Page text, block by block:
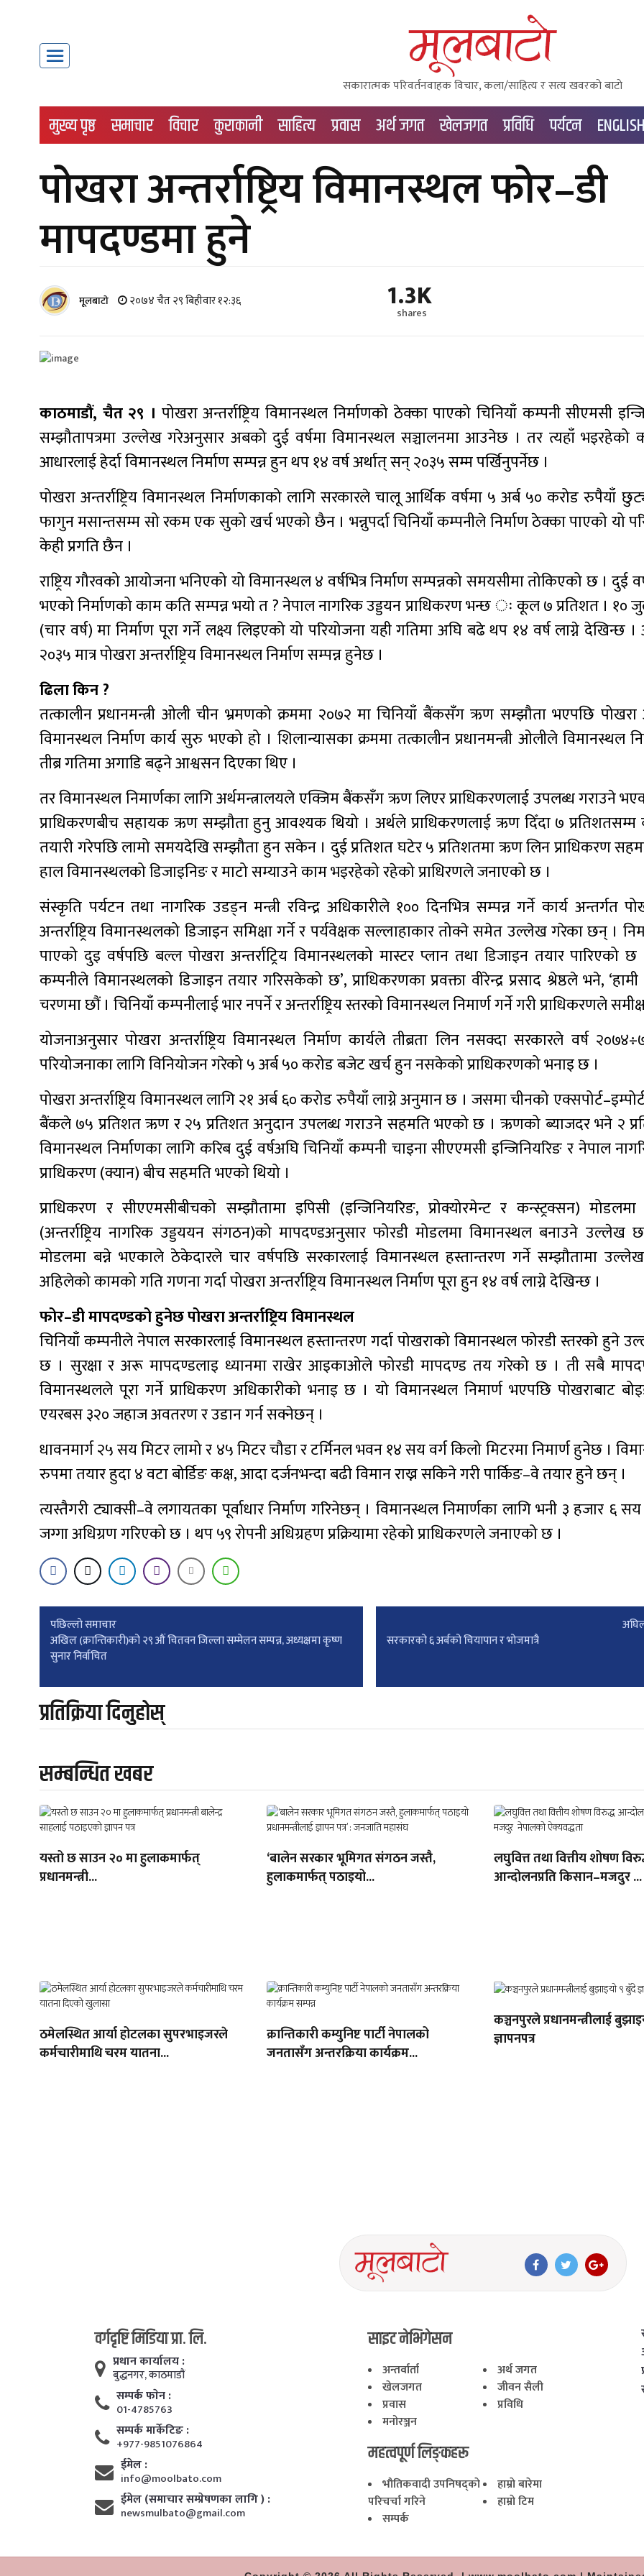
सकारात्मक परिवर्तनवाहक विचार, कला/साहित्य र सत्य खवरको बाटाे
मुख्य पृष्ठ समाचार विचार कुराकानी साहित्य प्रवास अर्थ जगत खेलजगत प्रविधि पर्यटन ENGLISH
पोखरा अन्तर्राष्ट्रिय विमानस्थल फोर–डी
मापदण्डमा हुने
मूलबाटाे २०७४ चैत २९ बिहीवार १२:३६ 1.3K
shares
काठमाडौं, चैत २९ । पोखरा अन्तर्राष्ट्रिय विमानस्थल निर्माणको ठेक्का पाएको चिनियाँ कम्पनी सीएमसी
सम्झौतापत्रमा उल्लेख गरेअनुसार अबको दुई वर्षमा विमानस्थल सञ्चालनमा आउनेछ । तर त्यहाँ भइरहेको
आधारलाई हेर्दा विमानस्थल निर्माण सम्पन्न हुन थप १४ वर्ष अर्थात् सन् २०३५ सम्म पर्खिनुपर्नेछ ।
पोखरा अन्तर्राष्ट्रिय विमानस्थल निर्माणकाको लागि सरकारले चालू आर्थिक वर्षमा ५ अर्ब ५० करोड रुपैयाँ
फागुन मसान्तसम्म सो रकम एक सुको खर्च भएको छैन । भन्नुपर्दा चिनियाँ कम्पनीले निर्माण ठेक्का पाएको यो
केही प्रगति छैन ।
राष्ट्रिय गौरवको आयोजना भनिएको यो विमानस्थल ४ वर्षभित्र निर्माण सम्पन्नको समयसीमा तोकिएको छ । दुई
भएको निर्माणको काम कति सम्पन्न भयो त ? नेपाल नागरिक उड्डयन प्राधिकरण भन्छ ः कूल ७ प्रतिशत । १०
(चार वर्ष) मा निर्माण पूरा गर्ने लक्ष्य लिइएको यो परियोजना यही गतिमा अघि बढे थप १४ वर्ष लाग्ने देखिन्छ
२०३५ मात्र पोखरा अन्तर्राष्ट्रिय विमानस्थल निर्माण सम्पन्न हुनेछ ।
ढिला किन ?
तत्कालीन प्रधानमन्त्री ओली चीन भ्रमणको क्रममा २०७२ मा चिनियाँ बैंकसँग ऋण सम्झौता भएपछि पोखरा
विमानस्थल निर्माण कार्य सुरु भएको हो । शिलान्यासका क्रममा तत्कालीन प्रधानमन्त्री ओलीले विमानस्थल
तीब्र गतिमा अगाडि बढ्ने आश्वसन दिएका थिए ।
तर विमानस्थल निमार्णका लागि अर्थमन्त्रालयले एक्जिम बैंकसँग ऋण लिएर प्राधिकरणलाई उपलब्ध गराउने
प्राधिकरणबीच सहायक ऋण सम्झौता हुनु आवश्यक थियो । अर्थले प्राधिकरणलाई ऋण दिँदा ७ प्रतिशतसम्म
तयारी गरेपछि लामो समयदेखि सम्झौता हुन सकेन । दुई प्रतिशत घटेर ५ प्रतिशतमा ऋण लिन प्राधिकरण
हाल विमानस्थलको डिजाइनिङ र माटो सम्याउने काम भइरहेको रहेको प्राधिरणले जनाएको छ ।
संस्कृति पर्यटन तथा नागरिक उडड्न मन्त्री रविन्द्र अधिकारीले १०० दिनभित्र सम्पन्न गर्ने कार्य अन्तर्गत
अन्तर्राष्ट्रिय विमानस्थलको डिजाइन समिक्षा गर्ने र पर्यवेक्षक सल्लाहाकार तोक्ने समेत उल्लेख गरेका छन् ।
पाएको दुइ वर्षपछि बल्ल पोखरा अन्तर्राट्रिय विमानस्थलको मास्टर प्लान तथा डिजाइन तयार पारिएको छ
कम्पनीले विमानस्थलको डिजाइन तयार गरिसकेको छ’, प्राधिकरणका प्रवक्ता वीरेन्द्र प्रसाद श्रेष्ठले भने, ‘हामी
चरणमा छौं । चिनियाँ कम्पनीलाई भार नपर्ने र अन्तर्राष्ट्रिय स्तरको विमानस्थल निमार्ण गर्ने गरी प्राधिकरणले
योजनाअनुसार पोखरा अन्तर्राष्ट्रिय विमानस्थल निर्माण कार्यले तीब्रता लिन नसक्दा सरकारले वर्ष
परियोजनाका लागि विनियोजन गरेको ५ अर्ब ५० करोड बजेट खर्च हुन नसकेको प्राधिकरणको भनाइ छ ।
पोखरा अन्तर्राष्ट्रिय विमानस्थल लागि २१ अर्ब ६० करोड रुपैयाँ लाग्ने अनुमान छ । जसमा चीनको
बैंकले ७५ प्रतिशत ऋण र २५ प्रतिशत अनुदान उपलब्ध गराउने सहमति भएको छ । ऋणको ब्याजदर भने २
विमानस्थल निर्माणका लागि करिब दुई वर्षअघि चिनियाँ कम्पनी चाइना सीएएमसी इन्जिनियरिङ र नेपाल
प्राधिकरण (क्यान) बीच सहमति भएको थियो ।
प्राधिकरण र सीएएमसीबीचको सम्झौतामा इपिसी (इन्जिनियरिङ, प्रोक्योरमेन्ट र कन्स्ट्रक्सन)
(अन्तर्राष्ट्रिय नागरिक उड्डययन संगठन)को मापदण्डअनुसार फोरडी मोडलमा विमानस्थल बनाउने उल्लेख
मोडलमा बन्ने भएकाले ठेकेदारले चार वर्षपछि सरकारलाई विमानस्थल हस्तान्तरण गर्ने सम्झौतामा
अहिलेको कामको गति गणना गर्दा पोखरा अन्तर्राष्ट्रिय विमानस्थल निर्माण पूरा हुन १४ वर्ष लाग्ने देखिन्छ ।
फोर–डी मापदण्डको हुनेछ पोखरा अन्तर्राष्ट्रिय विमानस्थल
चिनियाँ कम्पनीले नेपाल सरकारलाई विमानस्थल हस्तान्तरण गर्दा पोखराको विमानस्थल फोरडी स्तरको हुने
छ । सुरक्षा र अरू मापदण्डलाइ ध्यानमा राखेर आइकाओले फोरडी मापदण्ड तय गरेको छ । ती सबै
विमानस्थलले पूरा गर्ने प्राधिकरण अधिकारीको भनाइ छ । यो विमानस्थल निमार्ण भएपछि पोखराबाट
एयरबस ३२० जहाज अवतरण र उडान गर्न सक्नेछन् ।
धावनमार्ग २५ सय मिटर लामो र ४५ मिटर चौडा र टर्मिनल भवन १४ सय वर्ग किलो मिटरमा निमार्ण हुनेछ ।
रुपमा तयार हुदा ४ वटा बोर्डिङ कक्ष, आदा दर्जनभन्दा बढी विमान राख्न सकिने गरी पार्किङ–वे तयार हुने छन् ।
त्यस्तैगरी ट्याक्सी–वे लगायतका पूर्वाधार निर्माण गरिनेछन् । विमानस्थल निमार्णका लागि भनी ३ हजार ६
जग्गा अधिग्रण गरिएको छ । थप ५९ रोपनी अधिग्रहण प्रक्रियामा रहेको प्राधिकरणले जनाएको छ ।
Post
navigation
पछिल्लाे समाचार
अखिल (क्रान्तिकारी)को २९ औं चितवन जिल्ला सम्मेलन सम्पन्न, अध्यक्षमा कृष्ण
सुनार निर्वाचित
सरकारको ६ अर्बको चियापान र भोजमात्रै
प्रतिक्रिया दिनुहोस्
सम्बन्धित खबर
यस्तो छ साउन २० मा हुलाकमार्फत्
प्रधानमन्त्री...
‘बालेन सरकार भूमिगत संगठन जस्तै,
हुलाकमार्फत् पठाइयो...
लघुवित्त तथा वित्तीय शोषण
आन्दोलनप्रति किसान–मजदुर ...
ठमेलस्थित आर्या होटलका सुपरभाइजरले
कर्मचारीमाथि चरम यातना...
क्रान्तिकारी कम्युनिष्ट पार्टी नेपालको
जनतासँग अन्तरक्रिया कार्यक्रम...
कञ्चनपुरले प्रधानमन्त्रीलाई
ज्ञापनपत्र
वर्गदृष्टि मिडिया प्रा. लि.
प्रधान कार्यालय :
बुद्धनगर, काठमाडाैं
सम्पर्क फाेन :
01-4785763
सम्पर्क मार्केटिङ :
+977-9851076864
ईमेल :
info@moolbato.com
ईमेल (समाचार सम्प्रेषणका लागि ) :
newsmulbato@gmail.com
साइट नेभिगेसन
अन्तर्वार्ता
अर्थ जगत
खेलजगत
जीवन सैली
प्रवास
प्रविधि
मनोरञ्जन
महत्वपूर्ण लिङ्कहरू
भाैतिकवादी उपनिषद्काे
परिचर्चा गरिने
हाम्राे बारेमा
हाम्राे टिम
सम्पर्क